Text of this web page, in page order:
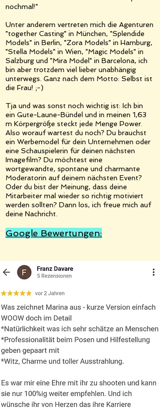
nochmal!"
Unter anderem vertreten mich die Agenturen
"together Casting" in München, "Splendide
Models" in Berlin, "Zora Models" in Hamburg,
"Stella Models" in Wien, "Magic Models" in
Salzburg und "Mira Model" in Barcelona, ich
bin aber trotzdem viel lieber unabhängig
unterwegs. Ganz nach dem Motto: Selbst ist
die Frau! ;-)
Tja und was sonst noch wichtig ist: Ich bin
ein Gute-Laune-Bündel und in meinen 1,63
m Körpergröße steckt jede Menge Power.
Also worauf wartest du noch? Du brauchst
ein Werbemodel für dein Unternehmen oder
eine Schauspielerin für deinen nächsten
Imagefilm? Du möchtest eine
wortgewandte, spontane und charmante
Moderatorin auf deinem nächsten Event?
Oder du bist der Meinung, dass deine
Mitarbeiter mal wieder so richtig motiviert
werden sollten? Dann los, ich freue mich auf
deine Nachricht.
Google Bewertungen: